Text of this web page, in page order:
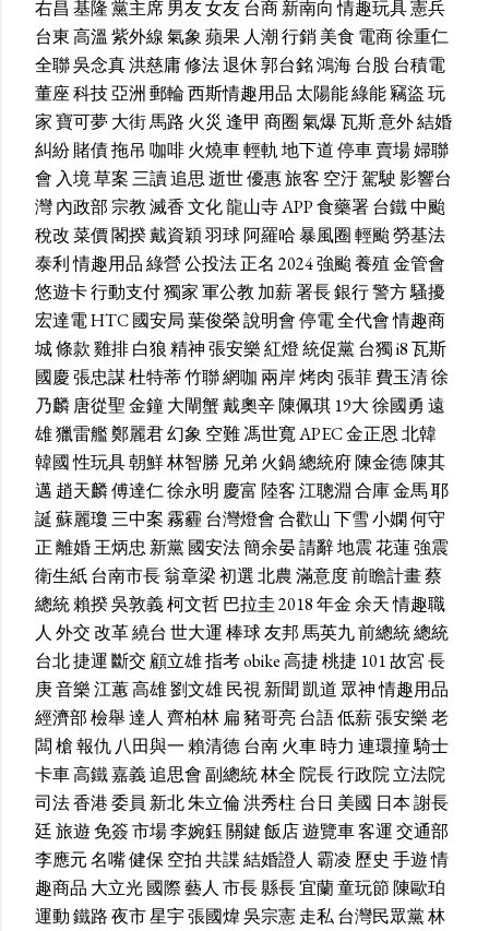
右昌 基隆黨主席男友女友台商新南向 情趣玩具憲兵
台東高溫 紫外線氣象蘋果 人潮行銷美食 電商徐重仁
全聯吳念真洪慈庸修法退休郭台銘鴻海台股 台積電
董座科技亞洲郵輪西斯情趣用品 太陽能綠能竊盜玩
家寶可夢大街馬路 火災 逢甲 商圈氣爆瓦斯意外結婚
糾紛賭債拖吊 咖啡火燒車輕軌地下道停車賣場婦聯
會 入境草案三讀追思逝世優惠旅客 空汙駕駛影響台
灣內政部宗教滅香文化龍山寺APP食藥署台鐵中颱
稅改菜價閣揆戴資穎羽球阿羅哈暴風圈輕颱勞基法
泰利情趣用品綠營公投法正名 2024強颱養殖金管會
悠遊卡行動支付獨家軍公教 加薪署長銀行警方騷擾
宏達電HTC國安局葉俊榮說明會停電全代會情趣商
城條款雞排白狼精神張安樂紅燈統促黨台獨i8瓦斯
國慶張忠謀杜特蒂竹聯網咖 兩岸烤肉張菲費玉清徐
乃麟唐從聖金鐘大閘蟹戴奧辛陳佩琪 19大徐國勇 遠
雄獵雷艦鄭麗君幻象 空難馮世寬APEC金正恩北韓
韓國性玩具朝鮮林智勝 兄弟 火鍋總統府陳金德陳其
邁 趙天麟傅達仁徐永明 慶富 陸客江聰淵合庫金馬耶
誕蘇麗瓊三中案霧霾 台灣燈會合歡山下雪小嫻何守
正離婚王炳忠 新黨國安法簡余晏請辭地震花蓮強震
衛生紙台南市長翁章梁初選北農滿意度前瞻計畫蔡
總統賴揆吳敦義柯文哲巴拉圭2018年金余天情趣職
人 外交改革繞台 世大運棒球友邦馬英九前總統總統
台北捷運斷交 顧立雄指考obike高捷桃捷 101故宮長
庚音樂江蕙高雄劉文雄民視新聞凱道 眾神情趣用品
經濟部檢舉達人 齊柏林 扁豬哥亮台語低薪張安樂老
闆槍報仇 八田與一賴清德台南火車時力 連環撞騎士
卡車高鐵嘉義追思會副總統林全院長行政院立法院
司法香港委員 新北朱立倫洪秀柱 台日 美國 日本謝長
廷旅遊 免簽市場李婉鈺關鍵飯店遊覽車客運交通部
李應元名嘴健保空拍共諜結婚證人 霸凌 歷史 手遊情
趣商品 大立光國際藝人 市長縣長宜蘭童玩節陳歐珀
運動鐵路夜市星宇張國煒吳宗憲走私台灣民眾黨林